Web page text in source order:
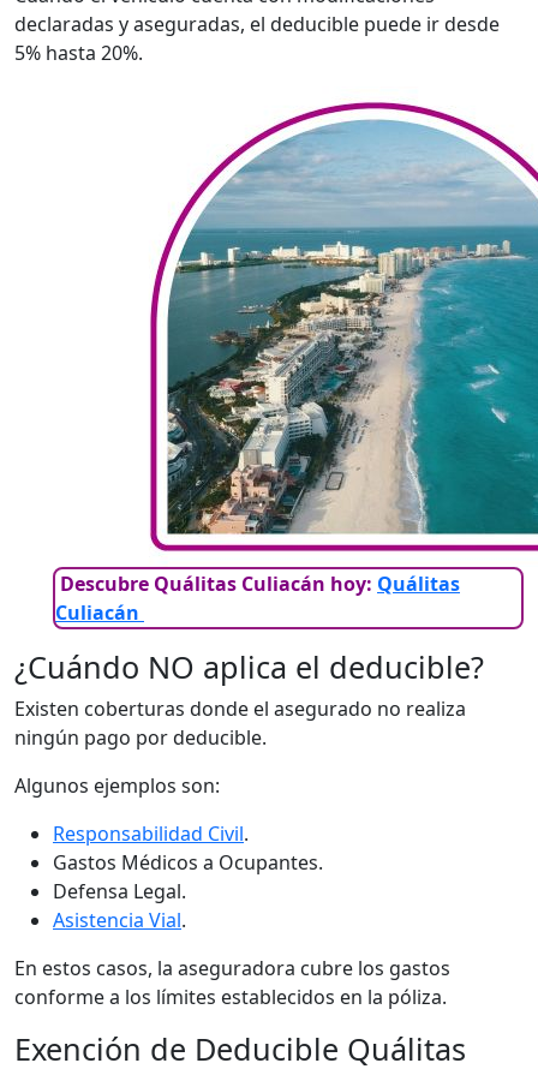
declaradas y aseguradas, el deducible puede ir desde
5% hasta 20%.
Descubre Quálitas Culiacán hoy: Quálitas
Culiacán
¿Cuándo NO aplica el deducible?
Existen coberturas donde el asegurado no realiza
ningún pago por deducible.
Algunos ejemplos son:
Responsabilidad Civil.
Gastos Médicos a Ocupantes.
Defensa Legal.
Asistencia Vial.
En estos casos, la aseguradora cubre los gastos
conforme a los límites establecidos en la póliza.
Exención de Deducible Quálitas